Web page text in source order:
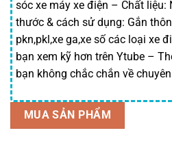
sóc xe máy xe điện – Chất
thước & cách sử dụng: Gắn
pkn,pkl,xe ga,xe số các loại xe
bạn xem kỹ hơn trên Ytube –
bạn không chắc chắn về
MUA SẢN PHẨM